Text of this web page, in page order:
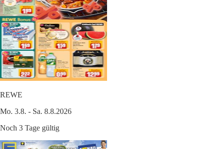
REWE
Mo. 3.8. - Sa. 8.8.2026
Noch 3 Tage gültig